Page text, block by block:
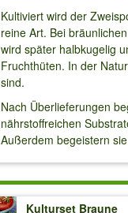
Kultiviert wird der
reine Art. Bei
wird später halbkugelig
Fruchthüten. In der
sind.
Nach Überlieferungen
nährstoffreichen
Außerdem begeistern
Kulturset Braune